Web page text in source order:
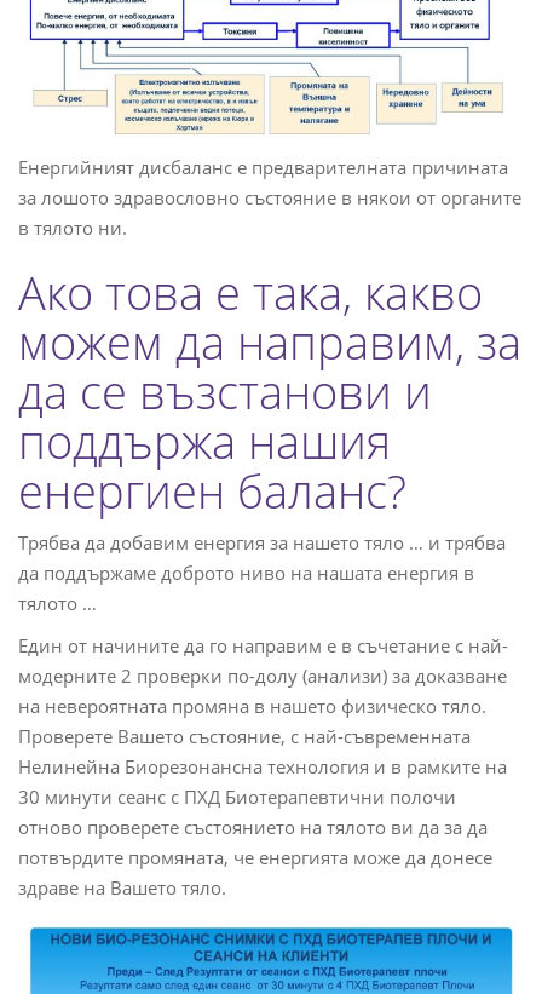
Енергийният дисбаланс е предварителната причината
за лошото здравословно състояние в някои от органите
в тялото ни.
Ако това е така, какво
можем да направим, за
да се възстанови и
поддържа нашия
енергиен баланс?
Трябва да добавим енергия за нашето тяло … и трябва
да поддържаме доброто ниво на нашата енергия в
тялото …
Един от начините да го направим е в съчетание с най-
модерните 2 проверки по-долу (анализи) за доказване
на невероятната промяна в нашето физическо тяло.
Проверете Вашето състояние, с най-съвременната
Нелинейна Биорезонансна технология и в рамките на
30 минути сеанс с ПХД Биотерапевтични полочи
отново проверете състоянието на тялото ви да за да
потвърдите промяната, че енергията може да донесе
здраве на Вашето тяло.